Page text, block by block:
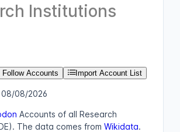
Institutions
Follow Accounts Import Account List
08/2026
Accounts of all Research
. The data comes from Wikidata.